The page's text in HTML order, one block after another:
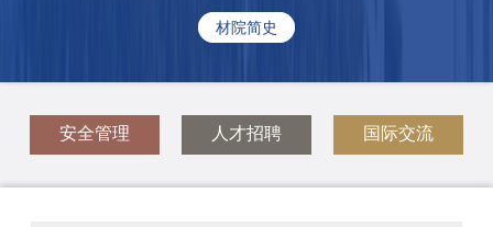
材院简史
安全管理 人才招聘 国际交流